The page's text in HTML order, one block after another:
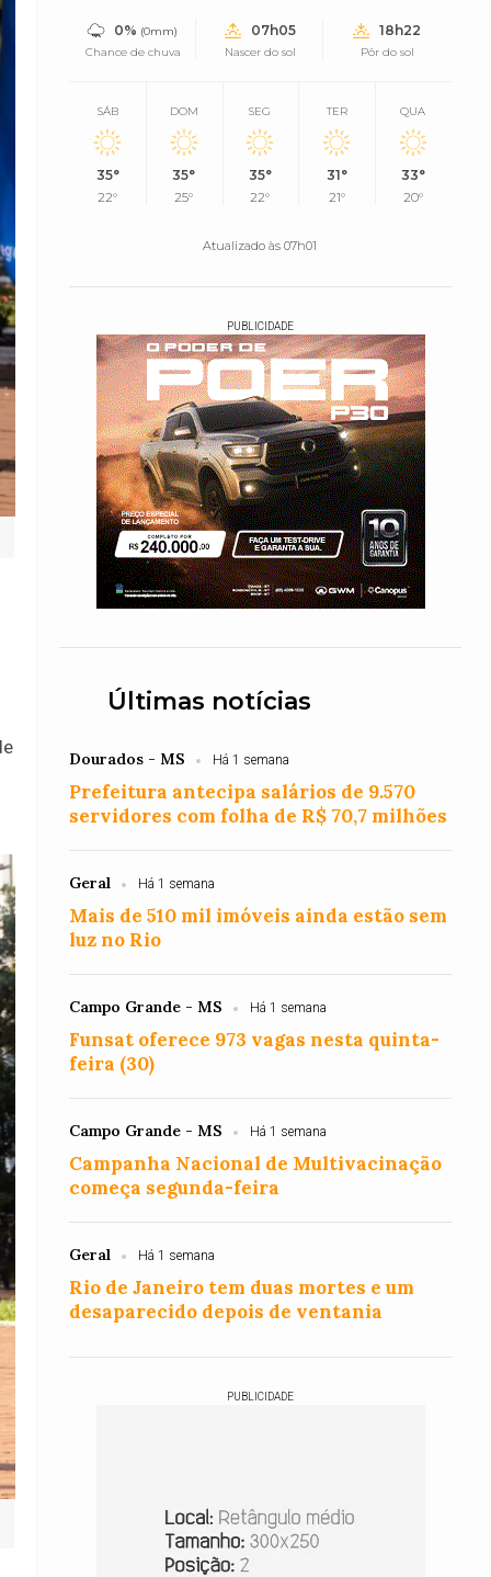
0% (0mm)
Chance de chuva
07h05
Nascer do sol
18h22
Pôr do sol
SÁB
35°
22°
DOM
35°
25°
SEG
35°
22°
TER
31°
21°
QUA
33°
20°
Atualizado às 07h01
PUBLICIDADE
Últimas notícias
Dourados - MS Há 1 semana
Prefeitura antecipa salários de 9.570
servidores com folha de R$ 70,7 milhões
Geral Há 1 semana
Mais de 510 mil imóveis ainda estão sem
luz no Rio
Campo Grande - MS Há 1 semana
Funsat oferece 973 vagas nesta quinta-
feira (30)
Campo Grande - MS Há 1 semana
Campanha Nacional de Multivacinação
começa segunda-feira
Geral Há 1 semana
Rio de Janeiro tem duas mortes e um
desaparecido depois de ventania
PUBLICIDADE